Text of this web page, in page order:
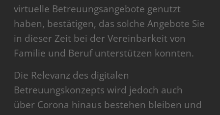
virtuelle Betreuungsangebote genutzt
haben, bestätigen, das solche Angebote Sie
in dieser Zeit bei der Vereinbarkeit von
Familie und Beruf unterstützen konnten.
Die Relevanz des digitalen
Betreuungskonzepts wird jedoch auch
über Corona hinaus bestehen bleiben und